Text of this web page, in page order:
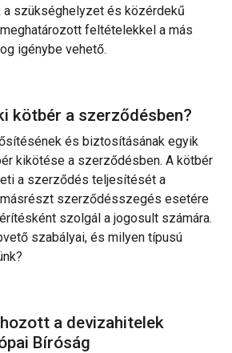
szükséghelyzet és közérdekű
feltételekkel a más
igénybe vehető.
kötbér a szerződésben?
és biztosításának egyik
kikötése a szerződésben. A kötbér
a szerződés teljesítését a
szerződésszegés esetére
szolgál a jogosult számára.
szabályai, és milyen típusú
a devizahitelek
Bíróság